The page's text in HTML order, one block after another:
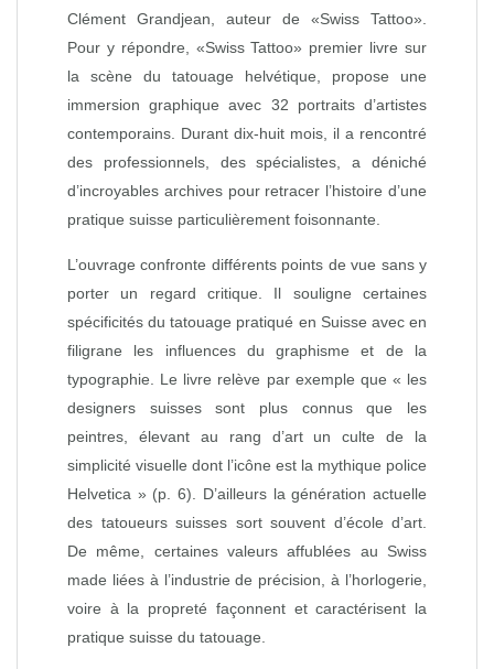
Clément Grandjean, auteur de «Swiss Tattoo».
Pour y répondre, «Swiss Tattoo» premier livre sur
la scène du tatouage helvétique, propose une
immersion graphique avec 32 portraits d’artistes
contemporains. Durant dix-huit mois, il a rencontré
des professionnels, des spécialistes, a déniché
d’incroyables archives pour retracer l’histoire d’une
pratique suisse particulièrement foisonnante.
L’ouvrage confronte différents points de vue sans y
porter un regard critique. Il souligne certaines
spécificités du tatouage pratiqué en Suisse avec en
filigrane les influences du graphisme et de la
typographie. Le livre relève par exemple que « les
designers suisses sont plus connus que les
peintres, élevant au rang d’art un culte de la
simplicité visuelle dont l’icône est la mythique police
Helvetica » (p. 6). D’ailleurs la génération actuelle
des tatoueurs suisses sort souvent d’école d’art.
De même, certaines valeurs affublées au Swiss
made liées à l’industrie de précision, à l’horlogerie,
voire à la propreté façonnent et caractérisent la
pratique suisse du tatouage.